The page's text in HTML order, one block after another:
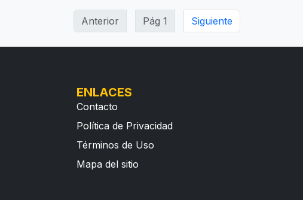
Anterior Pág 1 Siguiente
ENLACES
Contacto
Política de Privacidad
Términos de Uso
Mapa del sitio